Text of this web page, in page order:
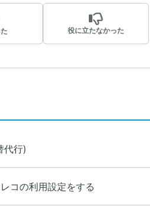
役に立たなかった
代行)
コの利用設定をする